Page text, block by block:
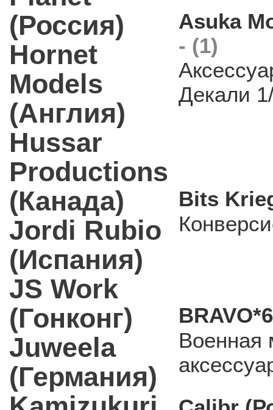
(Россия)
Hornet
Models
(Англия)
Hussar
Productions
(Канада)
Jordi Rubio
(Испания)
JS Work
(Гонконг)
Juweela
(Германия)
Asuka
- (1)
Декали
Bits
Военная